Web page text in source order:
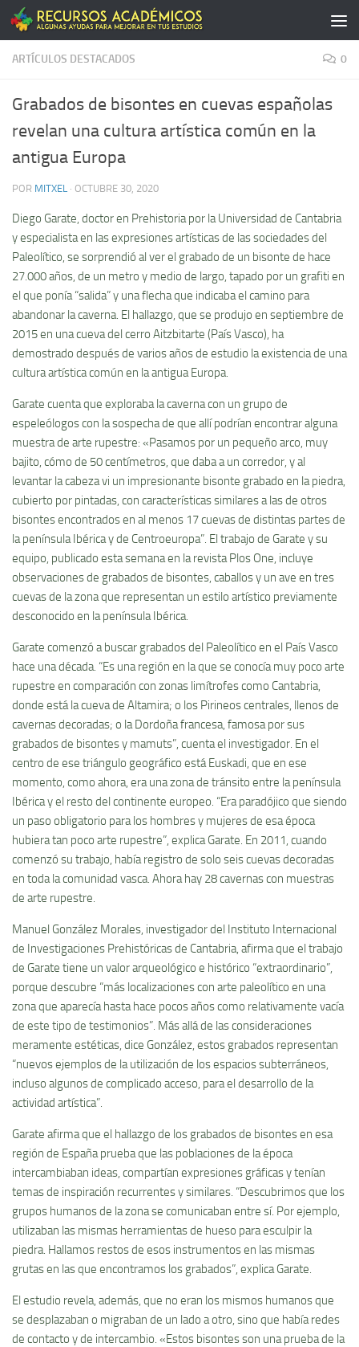
Saltar al contenido
ARTÍCULOS DESTACADOS 0
Grabados de bisontes en cuevas españolas
revelan una cultura artística común en la
antigua Europa
POR MITXEL · OCTUBRE 30, 2020
Diego Garate, doctor en Prehistoria por la Universidad de Cantabria
y especialista en las expresiones artísticas de las sociedades del
Paleolítico, se sorprendió al ver el grabado de un bisonte de hace
27.000 años, de un metro y medio de largo, tapado por un grafiti en
el que ponía “salida” y una flecha que indicaba el camino para
abandonar la caverna. El hallazgo, que se produjo en septiembre de
2015 en una cueva del cerro Aitzbitarte (País Vasco), ha
demostrado después de varios años de estudio la existencia de una
cultura artística común en la antigua Europa.
Garate cuenta que exploraba la caverna con un grupo de
espeleólogos con la sospecha de que allí podrían encontrar alguna
muestra de arte rupestre: «Pasamos por un pequeño arco, muy
bajito, cómo de 50 centímetros, que daba a un corredor, y al
levantar la cabeza vi un impresionante bisonte grabado en la piedra,
cubierto por pintadas, con características similares a las de otros
bisontes encontrados en al menos 17 cuevas de distintas partes de
la península Ibérica y de Centroeuropa”. El trabajo de Garate y su
equipo, publicado esta semana en la revista Plos One, incluye
observaciones de grabados de bisontes, caballos y un ave en tres
cuevas de la zona que representan un estilo artístico previamente
desconocido en la península Ibérica.
Garate comenzó a buscar grabados del Paleolítico en el País Vasco
hace una década. “Es una región en la que se conocía muy poco arte
rupestre en comparación con zonas limítrofes como Cantabria,
donde está la cueva de Altamira; o los Pirineos centrales, llenos de
cavernas decoradas; o la Dordoña francesa, famosa por sus
grabados de bisontes y mamuts”, cuenta el investigador. En el
centro de ese triángulo geográfico está Euskadi, que en ese
momento, como ahora, era una zona de tránsito entre la península
Ibérica y el resto del continente europeo. “Era paradójico que siendo
un paso obligatorio para los hombres y mujeres de esa época
hubiera tan poco arte rupestre”, explica Garate. En 2011, cuando
comenzó su trabajo, había registro de solo seis cuevas decoradas
en toda la comunidad vasca. Ahora hay 28 cavernas con muestras
de arte rupestre.
Manuel González Morales, investigador del Instituto Internacional
de Investigaciones Prehistóricas de Cantabria, afirma que el trabajo
de Garate tiene un valor arqueológico e histórico “extraordinario”,
porque descubre “más localizaciones con arte paleolítico en una
zona que aparecía hasta hace pocos años como relativamente vacía
de este tipo de testimonios”. Más allá de las consideraciones
meramente estéticas, dice González, estos grabados representan
“nuevos ejemplos de la utilización de los espacios subterráneos,
incluso algunos de complicado acceso, para el desarrollo de la
actividad artística”.
Garate afirma que el hallazgo de los grabados de bisontes en esa
región de España prueba que las poblaciones de la época
intercambiaban ideas, compartían expresiones gráficas y tenían
temas de inspiración recurrentes y similares. “Descubrimos que los
grupos humanos de la zona se comunicaban entre sí. Por ejemplo,
utilizaban las mismas herramientas de hueso para esculpir la
piedra. Hallamos restos de esos instrumentos en las mismas
grutas en las que encontramos los grabados”, explica Garate.
El estudio revela, además, que no eran los mismos humanos que
se desplazaban o migraban de un lado a otro, sino que había redes
de contacto y de intercambio. «Estos bisontes son una prueba de la